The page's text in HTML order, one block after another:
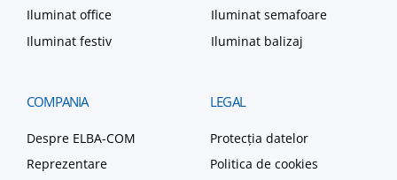
Iluminat office
Iluminat festiv
Iluminat semafoare
Iluminat balizaj
COMPANIA
Despre ELBA-COM
Reprezentare
LEGAL
Protecția datelor
Politica de cookies